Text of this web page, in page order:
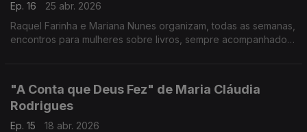
Ep. 16
25 abr. 2026
Raquel Farinha e Mariana Nunes organizam, todas as semanas,
encontros para mulheres sobre livros, sempre acompanhados
"A Conta que Deus Fez" de Maria Cláudia
Rodrigues
Ep. 15
18 abr. 2026